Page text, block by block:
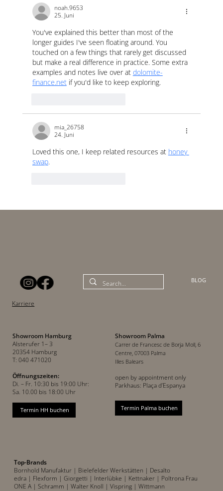
noah.9653
25. Juni
You've explained this better than most of the
longer guides I've seen floating around. You
touched on a few things that rarely get discussed
but make a real difference in practice. Some extra
examples and notes live over at dolomite-
finance.net if you'd like to keep exploring.
mia_26758
24. Juni
Loved this one, I keep related resources at honey
swap.
Showroom Hamburg
Alsterufer 1– 3
20354 Hamburg
T: 040 471020
Öffnungszeiten:
Di. – Fr. 10:30 bis 19:00 Uhr:
Sa. 10.00 bis 18:00 Uhr
Termin HH buchen
Showroom Palma
Carrer de Francesc de Borja Moll, 6
Centre, 07003 Palma
Illes Balears
open by appointment only
Parkhaus: Plaça d’Espanya
Termin Palma buchen
BLOG
Karriere
Top-Brands
Bornhold Manufaktur | Bielefelder Werkstätten | Desalto
edra | Flexform | Giorgetti | Interlübke | Kettnaker | Poltrona Frau
ONE A| Schramm | Walter Knoll | Vispring| Wittmann